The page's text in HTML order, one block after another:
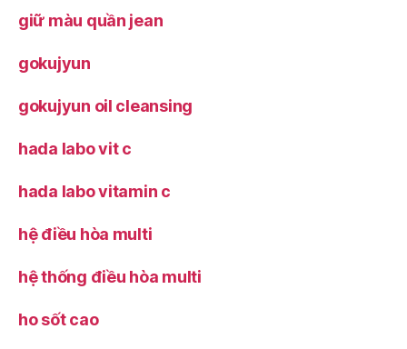
giữ màu quần jean
gokujyun
gokujyun oil cleansing
hada labo vit c
hada labo vitamin c
hệ điều hòa multi
hệ thống điều hòa multi
ho sốt cao